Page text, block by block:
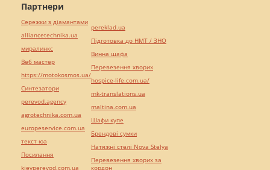
Партнери
Сережки з діамантами
alliancetechnika.ua
миралинкс
Веб мастер
https://motokosmos.ua/
Синтезатори
perevod.agency
agrotechnika.com.ua
europeservice.com.ua
текст юа
Посилання
kievperevod.com.ua
pereklad.ua
Підготовка до НМТ / ЗНО
Винна шафа
Перевезення хворих
hospice-life.com.ua/
mk-translations.ua
maltina.com.ua
Шафи купе
Брендові сумки
Натяжні стелі Nova Stelya
Перевезення хворих за
кордон